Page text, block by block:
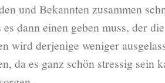
und Bekannten zusammen
es dann einen geben muss, der
wird derjenige weniger
da es ganz schön stressig sein